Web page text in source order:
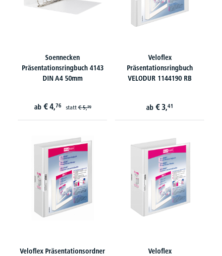
Soennecken
Präsentationsringbuch 4143
DIN A4 50mm
ab € 4,76 statt€ 5,79
Veloflex
Präsentationsringbuch
VELODUR 1144190 RB
ab € 3,41
Veloflex Präsentationsordner
Veloflex